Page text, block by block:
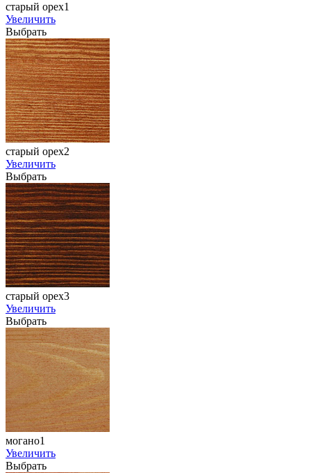
старый орех1
Увеличить
Выбрать
старый орех2
Увеличить
Выбрать
старый орех3
Увеличить
Выбрать
могано1
Увеличить
Выбрать